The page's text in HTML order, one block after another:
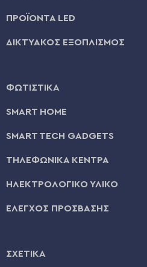
ΠΡΟΪΟΝΤΑ LED
ΔΙΚΤΥΑΚΟΣ ΕΞΟΠΛΙΣΜΟΣ
ΦΩΤΙΣΤΙΚΑ
SMART HOME
SMART TECH GADGETS
ΤΗΛΕΦΩΝΙΚΑ ΚΕΝΤΡΑ
ΗΛΕΚΤΡΟΛΟΓΙΚΟ ΥΛΙΚΟ
ΕΛΕΓΧΟΣ ΠΡΟΣΒΑΣΗΣ
ΣΧΕΤΙΚΑ